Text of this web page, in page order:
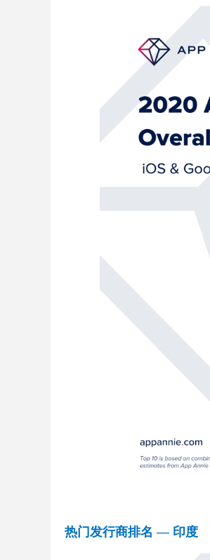
热门发行商排名 — 印度